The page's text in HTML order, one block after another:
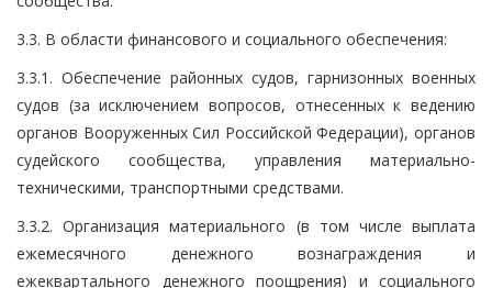
3.3. В области финансового и социального обеспечения:
3.3.1. Обеспечение районных судов, гарнизонных военных
судов (за исключением вопросов, отнесенных к ведению
органов Вооруженных Сил Российской Федерации), органов
судейского сообщества, управления материально-
техническими, транспортными средствами.
3.3.2. Организация материального (в том числе выплата
ежемесячного денежного вознаграждения и
ежеквартального денежного поощрения) и социального